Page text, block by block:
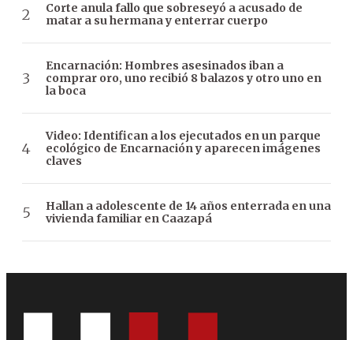
Corte anula fallo que sobreseyó a acusado de
matar a su hermana y enterrar cuerpo
Encarnación: Hombres asesinados iban a
comprar oro, uno recibió 8 balazos y otro uno en
la boca
Video: Identifican a los ejecutados en un parque
ecológico de Encarnación y aparecen imágenes
claves
Hallan a adolescente de 14 años enterrada en una
vivienda familiar en Caazapá